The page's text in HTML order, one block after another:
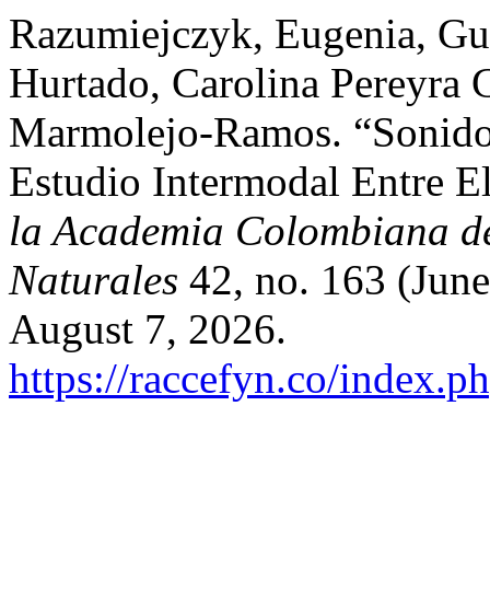
Razumiejczyk, Eugenia,
Hurtado, Carolina Pereyra
Marmolejo-Ramos.
Estudio Intermodal Entre
la Academia Colombiana
Naturales 42, no. 163
August 7, 2026.
https://raccefyn.co/